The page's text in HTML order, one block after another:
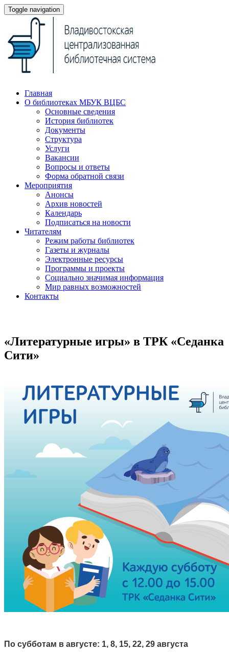
Toggle navigation
Главная
О библиотеках МБУК ВЦБС
Основные сведения
История библиотек
Документы
Структура
Услуги
Вакансии
Вопросы и ответы
Форма обратной связи
Мероприятия
Анонсы
Архив новостей
Календарь
Подписаться на новости
Читателям
Режим работы библиотек
Газеты и журналы
Электронные ресурсы
Программы и проекты
Социально значимая информация
Мир равных возможностей
Контакты
«Литературные игры» в ТРК «Седанка
Сити»
По субботам в августе: 1, 8, 15, 22, 29 августа